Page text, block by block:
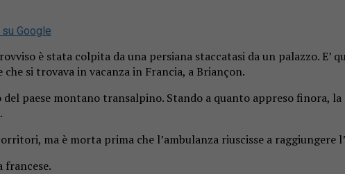
Google
è stata colpita da una persiana staccatasi da un palazzo.
si trovava in vacanza in Francia, a Briançon.
paese montano transalpino. Stando a quanto appreso finora,
ma è morta prima che l’ambulanza riuscisse a raggiungere
francese.